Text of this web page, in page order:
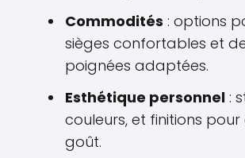
Commodités : options
sièges confortables et
poignées adaptées.
Esthétique personnel :
couleurs, et finitions
goût.